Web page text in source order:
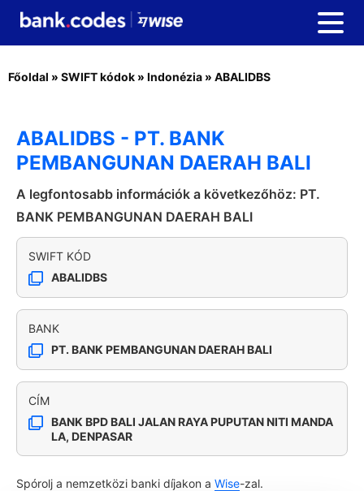
Főoldal » SWIFT kódok » Indonézia » ABALIDBS
ABALIDBS - PT. BANK
PEMBANGUNAN DAERAH BALI
A legfontosabb információk a következőhöz: PT.
BANK PEMBANGUNAN DAERAH BALI
SWIFT KÓD
ABALIDBS
BANK
PT. BANK PEMBANGUNAN DAERAH BALI
CÍM
BANK BPD BALI JALAN RAYA PUPUTAN NITI MANDA
LA, DENPASAR
Spórolj a nemzetközi banki díjakon a Wise-zal.